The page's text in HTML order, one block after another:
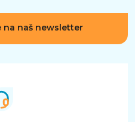
na naš newsletter